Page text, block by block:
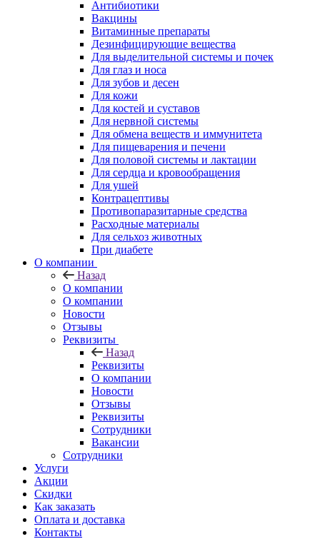
Антибиотики
Вакцины
Витаминные препараты
Дезинфицирующие вещества
Для выделительной системы и почек
Для глаз и носа
Для зубов и десен
Для кожи
Для костей и суставов
Для нервной системы
Для обмена веществ и иммунитета
Для пищеварения и печени
Для половой системы и лактации
Для сердца и кровообращения
Для ушей
Контрацептивы
Противопаразитарные средства
Расходные материалы
Для сельхоз животных
При диабете
О компании
Назад
О компании
О компании
Новости
Отзывы
Реквизиты
Назад
Реквизиты
О компании
Новости
Отзывы
Реквизиты
Сотрудники
Вакансии
Сотрудники
Услуги
Акции
Скидки
Как заказать
Оплата и доставка
Контакты